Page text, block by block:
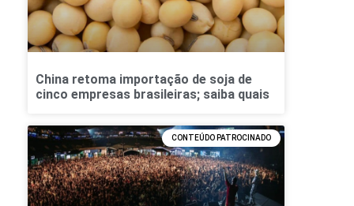
China retoma importação de soja de
cinco empresas brasileiras; saiba quais
CONTEÚDO PATROCINADO